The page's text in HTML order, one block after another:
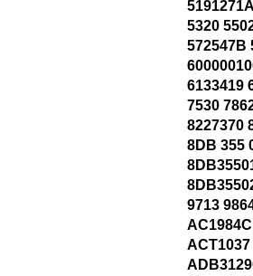
5320
572547B
6133419
7530
8227370
8DB 355
9713